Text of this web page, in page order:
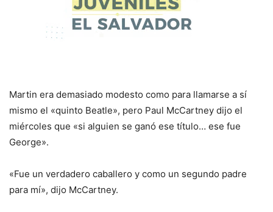
Martin era demasiado modesto como para llamarse a sí
mismo el «quinto Beatle», pero Paul McCartney dijo el
miércoles que «si alguien se ganó ese título… ese fue
George».
«Fue un verdadero caballero y como un segundo padre
para mí», dijo McCartney.